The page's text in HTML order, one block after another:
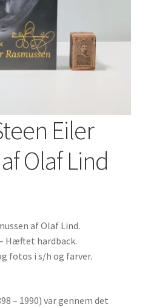
Eiler
Olaf Lind
af Olaf Lind.
Hæftet hardback.
fotos i s/h og farver.
– 1990) var gennem det